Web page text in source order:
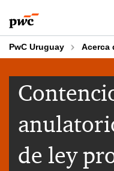
to
content
to
footer
PwC Uruguay Acerca
de ley